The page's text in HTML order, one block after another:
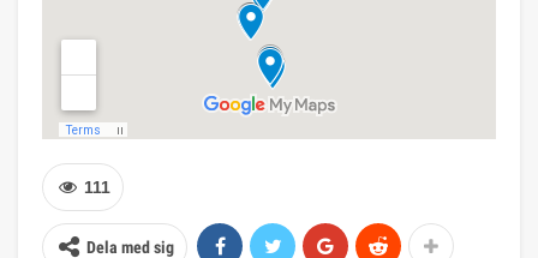
111
Dela med sig